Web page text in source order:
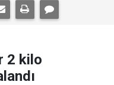
2 kilo